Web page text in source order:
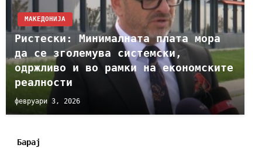
МАКЕДОНИЈА
Ристески: Минималната плата мора
да се зголемува системски,
одржливо и во рамки на економските
реалности
февруари 3, 2026
Барај